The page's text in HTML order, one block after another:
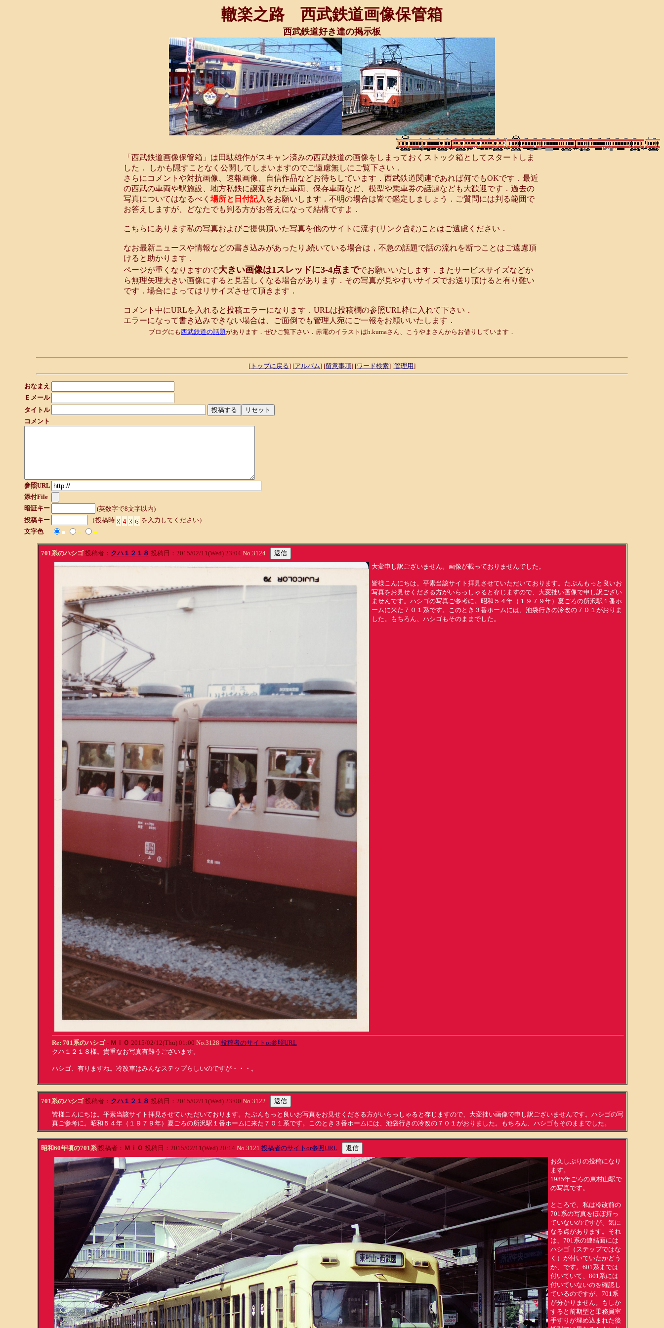
轍楽之路 西武鉄道画像保管箱
西武鉄道好き達の掲示板
「西武鉄道画像保管箱」は田駄雄作がスキャン済みの西武鉄道の画像をしまっておくストック箱としてスタートしま
した． しかも隠すことなく公開してしまいますのでご遠慮無しにご覧下さい．
さらにコメントや対抗画像、速報画像、自信作品などお待ちしています．西武鉄道関連であれば何でもOKです．最近
の西武の車両や駅施設、地方私鉄に譲渡された車両、保存車両など、模型や乗車券の話題なども大歓迎です．過去の
写真についてはなるべく 場所と日付記入 をお願いします．不明の場合は皆で鑑定しましょう．ご質問には判る範囲で
お答えしますが、どなたでも判る方がお答えになって結構ですよ．
こちらにあります私の写真およびご提供頂いた写真を他のサイトに流す(リンク含む)ことはご遠慮ください．
なお最新ニュースや情報などの書き込みがあったり,続いている場合は，不急の話題で話の流れを断つことはご遠慮頂
けると助かります．
ページが重くなりますので大きい画像は1スレッドに3-4点まででお願いいたします．またサービスサイズなどか
ら無理矢理大きい画像にすると見苦しくなる場合があります．その写真が見やすいサイズでお送り頂けると有り難い
です．場合によってはリサイズさせて頂きます．
コメント中にURLを入れると投稿エラーになります．URLは投稿欄の参照URL枠に入れて下さい．
エラーになって書き込みできない場合は、ご面倒でも管理人宛にご一報をお願いいたします．
ブログにも西武鉄道の話題があります．ぜひご覧下さい．赤電のイラストはh.kumaさん、こうやまさんからお借りしています．
[ トップに戻る] [アルバム] [留意事項] [ワード検索] [管理用]
おなまえ
Ｅメール
タイトル
コメント
参照URL
添付File
暗証キー
(英数字で8文字以内)
投稿キー
（投稿時
を入力してください）
文字色
■ ■ ■
701系のハシゴ投稿者： クハ１２１８ 投稿日：2015/02/11(Wed) 23:04 No.3124
大変申し訳ございません。画像が載っておりませんでした。
皆様こんにちは。平素当該サイト拝見させていただいております。たぶんもっと良いお
写真をお見せくださる方がいらっしゃると存じますので、大変拙い画像で申し訳ござい
ませんです。ハシゴの写真ご参考に。昭和５４年（１９７９年）夏ごろの所沢駅１番ホ
ームに来た７０１系です。このとき３番ホームには、池袋行きの冷改の７０１がおりま
した。もちろん、ハシゴもそのままでした。
Re: 701系のハシゴ- ＭｉＯ 2015/02/12(Thu) 01:00 No.3128 投稿者のサイトor参照URL
クハ１２１８様。貴重なお写真有難うございます。
ハシゴ、有りますね。冷改車はみんなステップらしいのですが・・・。
701系のハシゴ投稿者： クハ１２１８ 投稿日：2015/02/11(Wed) 23:00 No.3122
皆様こんにちは。平素当該サイト拝見させていただいております。たぶんもっと良いお写真をお見せくださる方がいらっしゃると存じますので、大変拙い画像で申し訳ございませんです。ハシゴの写
真ご参考に。昭和５４年（１９７９年）夏ごろの所沢駅１番ホームに来た７０１系です。このとき３番ホームには、池袋行きの冷改の７０１がおりました。もちろん、ハシゴもそのままでした。
昭和60年頃の701系投稿者： ＭｉＯ 投稿日：2015/02/11(Wed) 20:14 No.3121 投稿者のサイトor参照URL
お久しぶりの投稿になり
ます。
1985年ごろの東村山駅で
の写真です。
ところで、私は冷改前の
701系の写真をほぼ持っ
ていないのですが、気に
なる点があります。それ
は、701系の連結面には
ハシゴ（ステップではな
く）が付いていたかどう
か、です。601系までは
付いていて、801系には
付いていないのを確認し
ているのですが、701系
が分かりません。もしか
すると前期型と乗務員室
手すりが埋め込まれた後